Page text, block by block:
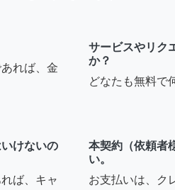
れば、金
サービスやリク
か？
どなたも無料で
けないの
ば、キャ
本契約（依頼者
い。
お支払いは、ク